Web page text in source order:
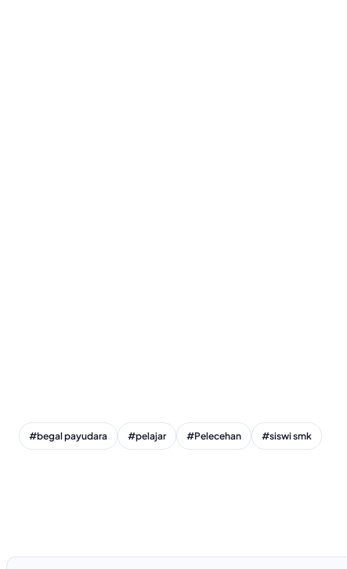
#begal payudara #pelajar #Pelecehan #siswi smk